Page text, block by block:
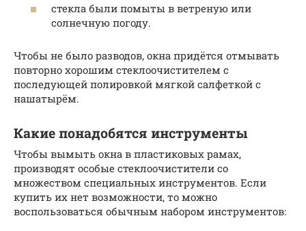
стекла были помыты в ветреную или
солнечную погоду.
Чтобы не было разводов, окна придётся отмывать
повторно хорошим стеклоочистителем с
последующей полировкой мягкой салфеткой с
нашатырём.
Какие понадобятся инструменты
Чтобы вымыть окна в пластиковых рамах,
производят особые стеклоочистители со
множеством специальных инструментов. Если
купить их нет возможности, то можно
воспользоваться обычным набором инструментов: